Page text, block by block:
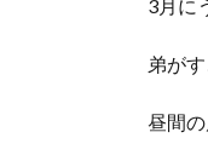
3月に
弟が
昼間